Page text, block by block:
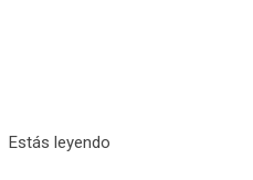
Estás leyendo